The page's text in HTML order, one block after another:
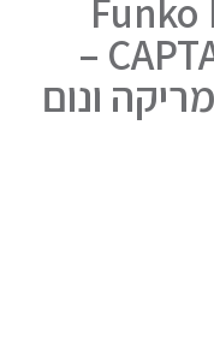
Funko
CAPTAIN AMERICA 364 –
ונום